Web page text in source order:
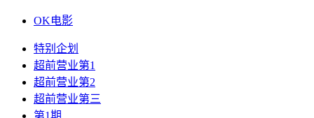
OK电影
特别企划
超前营业第1
超前营业第2
超前营业第三